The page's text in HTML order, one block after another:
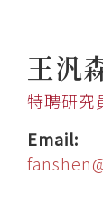
王汎
特聘研究
Email: